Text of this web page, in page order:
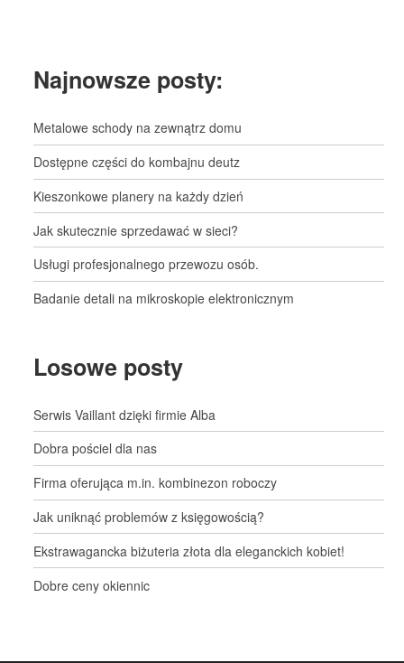
Najnowsze posty:
Metalowe schody na zewnątrz domu
Dostępne części do kombajnu deutz
Kieszonkowe planery na każdy dzień
Jak skutecznie sprzedawać w sieci?
Usługi profesjonalnego przewozu osób.
Badanie detali na mikroskopie elektronicznym
Losowe posty
Serwis Vaillant dzięki firmie Alba
Dobra pościel dla nas
Firma oferująca m.in. kombinezon roboczy
Jak uniknąć problemów z księgowością?
Ekstrawagancka biżuteria złota dla eleganckich kobiet!
Dobre ceny okiennic